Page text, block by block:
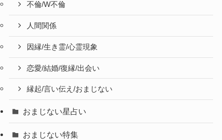
不倫/W不倫
人間関係
因縁/生き霊/心霊現象
恋愛/結婚/復縁/出会い
縁起/言い伝え/おまじない
おまじない星占い
おまじない特集